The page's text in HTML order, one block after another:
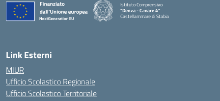
Istituto Comprensivo
"Denza - C.mare 4"
Castellammare di Stabia
Link Esterni
MIUR
Ufficio Scolastico Regionale
Ufficio Scolastico Territoriale